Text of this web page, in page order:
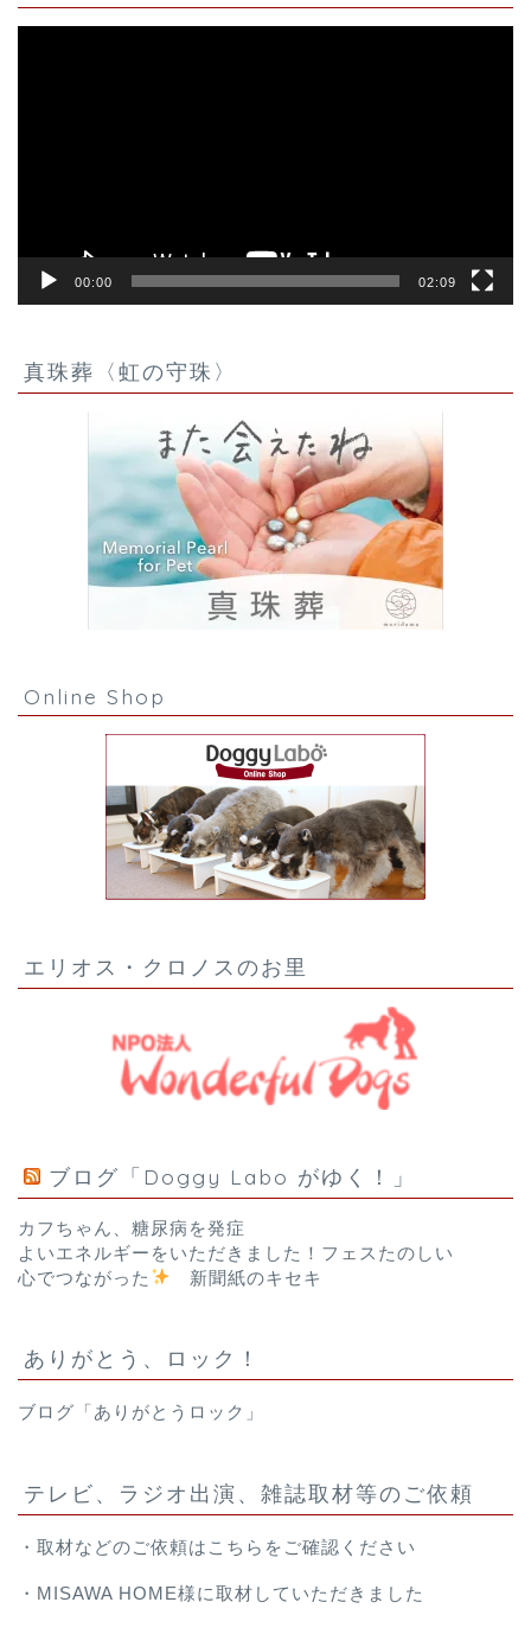
00:00 02:09
真珠葬〈虹の守珠〉
Online Shop
エリオス・クロノスのお里
ブログ「Doggy Labo がゆく！」
カフちゃん、糖尿病を発症
よいエネルギーをいただきました！フェスたのしい
心でつながった
新聞紙のキセキ
ありがとう、ロック！
ブログ「ありがとうロック」
テレビ、ラジオ出演、雑誌取材等のご依頼
・取材などのご依頼は こちら をご確認ください
・ MISAWA HOME様に取材していただきました